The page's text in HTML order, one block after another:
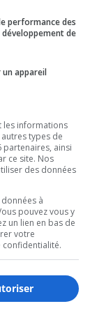
se sont
performance des
développement de
appareil
les informations
types de
ainsi
ce site. Nos
des données
à
pouvez vous y
un lien en bas de
votre
confidentialité.